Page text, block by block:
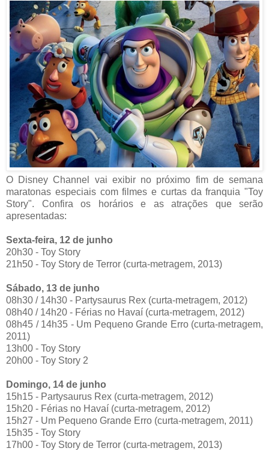
O Disney Channel vai exibir no próximo fim de semana
maratonas especiais com filmes e curtas da franquia "Toy
Story". Confira os horários e as atrações que serão
apresentadas:
Sexta-feira, 12 de junho
20h30 - Toy Story
21h50 - Toy Story de Terror (curta-metragem, 2013)
Sábado, 13 de junho
08h30 / 14h30 - Partysaurus Rex (curta-metragem, 2012)
08h40 / 14h20 - Férias no Havaí (curta-metragem, 2012)
08h45 / 14h35 - Um Pequeno Grande Erro (curta-metragem,
2011)
13h00 - Toy Story
20h00 - Toy Story 2
Domingo, 14 de junho
15h15 - Partysaurus Rex (curta-metragem, 2012)
15h20 - Férias no Havaí (curta-metragem, 2012)
15h27 - Um Pequeno Grande Erro (curta-metragem, 2011)
15h35 - Toy Story
17h00 - Toy Story de Terror (curta-metragem, 2013)